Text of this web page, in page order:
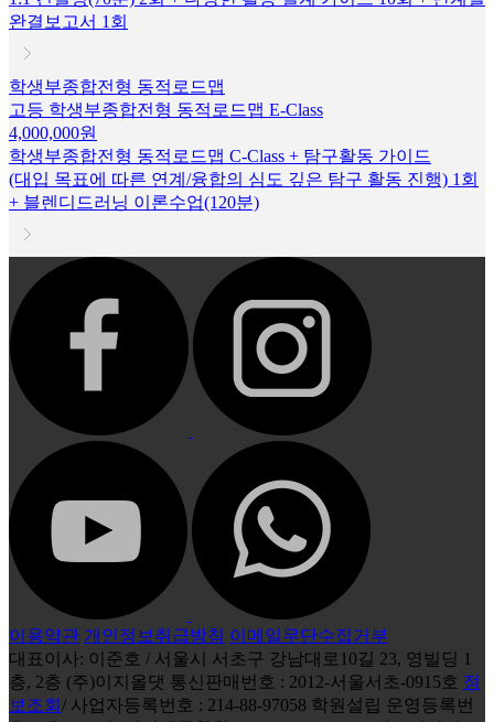
완결보고서 1회
학생부종합전형 동적로드맵
고등 학생부종합전형 동적로드맵 E-Class
4,000,000원
학생부종합전형 동적로드맵 C-Class + 탐구활동 가이드
(대입 목표에 따른 연계/융합의 심도 깊은 탐구 활동 진행) 1회
+ 블렌디드러닝 이론수업(120분)
이용약관 개인정보취급방침 이메일무단수집거부
대표이사: 이준호 / 서울시 서초구 강남대로10길 23, 영빌딩 1
층, 2층 (주)이지올댓 통신판매번호 : 2012-서울서초-0915호 정
보조회 / 사업자등록번호 : 214-88-97058 학원설립 운영등록번